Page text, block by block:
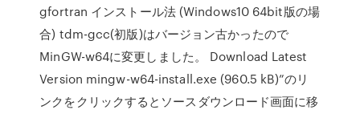
gfortran インストール法 (Windows10 64bit版の場
合) tdm-gcc(初版)はバージョン古かったので
MinGW-w64に変更しました。 Download Latest
Version mingw-w64-install.exe (960.5 kB)”のリ
ンクをクリックするとソースダウンロード画面に移